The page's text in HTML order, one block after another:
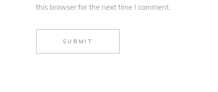
this browser for the next time I comment.
SUBMIT